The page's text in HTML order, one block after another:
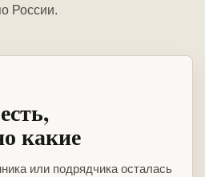
России.
какие
или подрядчика осталась